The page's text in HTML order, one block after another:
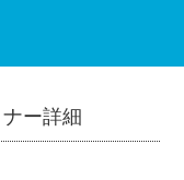
ー詳細